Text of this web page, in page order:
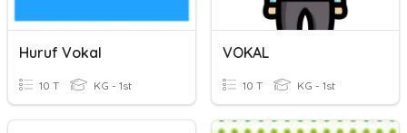
Huruf Vokal
10 T KG - 1st
VOKAL
10 T KG - 1st